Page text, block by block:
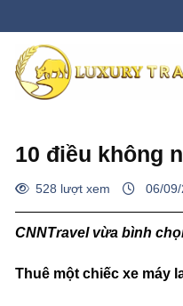
qua
dung
10 điều không
528 lượt xem 06/
CNNTravel vừa bình
Thuê một chiếc xe máy